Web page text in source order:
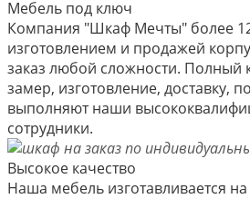
Мебель под ключ
Компания "Шкаф Мечты" более
изготовлением и продажей
заказ любой сложности. Полный
замер, изготовление, доставку,
выполняют наши
сотрудники.
Высокое качество
Наша мебель изготавливается